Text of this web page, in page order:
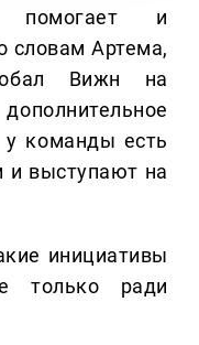
помогает и
словам Артема,
Вижн на
команды есть
и выступают на
инициативы
только ради